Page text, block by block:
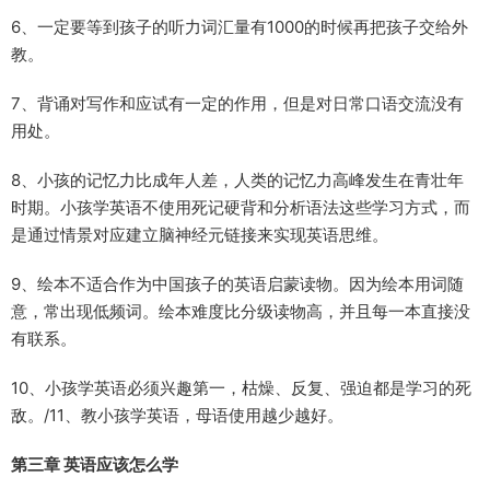
6、一定要等到孩子的听力词汇量有1000的时候再把孩子交给外
教。
7、背诵对写作和应试有一定的作用，但是对日常口语交流没有
用处。
8、小孩的记忆力比成年人差，人类的记忆力高峰发生在青壮年
时期。小孩学英语不使用死记硬背和分析语法这些学习方式，而
是通过情景对应建立脑神经元链接来实现英语思维。
9、绘本不适合作为中国孩子的英语启蒙读物。因为绘本用词随
意，常出现低频词。绘本难度比分级读物高，并且每一本直接没
有联系。
10、小孩学英语必须兴趣第一，枯燥、反复、强迫都是学习的死
敌。/11、教小孩学英语，母语使用越少越好。
第三章 英语应该怎么学